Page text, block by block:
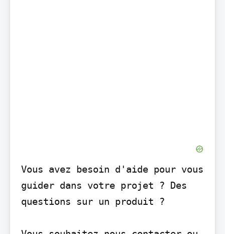
Vous avez besoin d'aide pour vous
guider dans votre projet ? Des
questions sur un produit ?